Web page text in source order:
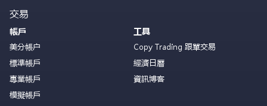
交易
帳戶
美分帳户
標準帳戶
專業帳戶
模擬帳戶
工具
Copy Trading 跟單交易
經濟日曆
資訊博客